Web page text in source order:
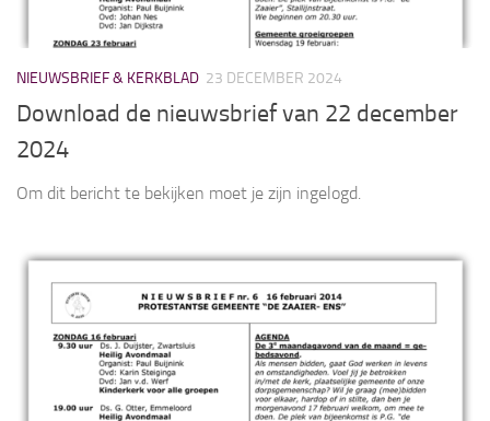
NIEUWSBRIEF & KERKBLAD 23 DECEMBER 2024
Download de nieuwsbrief van 22 december
2024
Om dit bericht te bekijken moet je zijn ingelogd.